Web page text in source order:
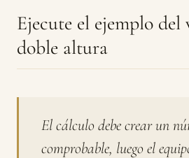
Ejecute el ejemplo del
doble altura
El cálculo debe crear un
comprobable, luego el